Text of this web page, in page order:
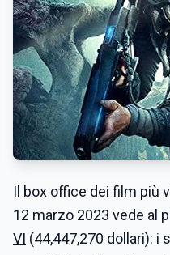
Il box office dei film più
12 marzo 2023 vede al
VI (44,447,270 dollari): i